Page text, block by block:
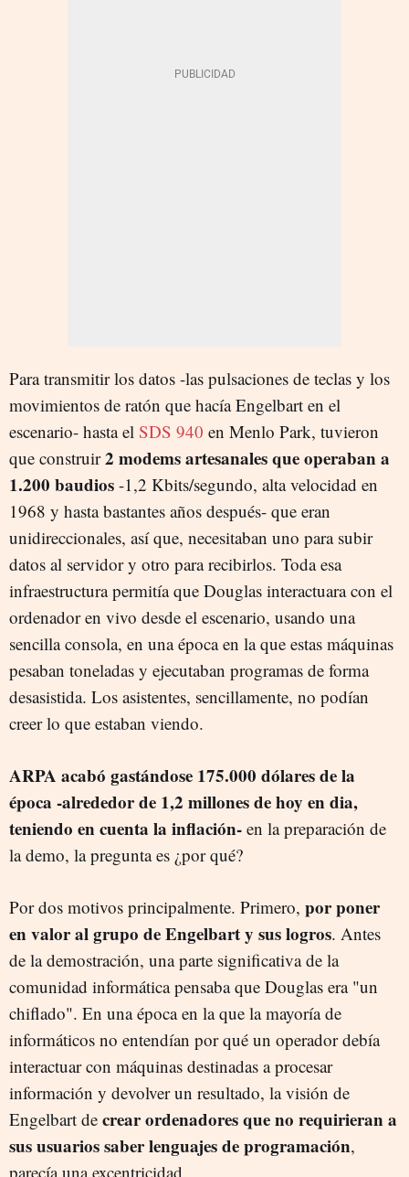
Para transmitir los datos -las pulsaciones de teclas y los
movimientos de ratón que hacía Engelbart en el
escenario- hasta el SDS 940 en Menlo Park, tuvieron
que construir2 modems artesanales que operaban a
1.200 baudios -1,2 Kbits/segundo, alta velocidad en
1968 y hasta bastantes años después- que eran
unidireccionales, así que, necesitaban uno para subir
datos al servidor y otro para recibirlos. Toda esa
infraestructura permitía que Douglas interactuara con el
ordenador en vivo desde el escenario, usando una
sencilla consola, en una época en la que estas máquinas
pesaban toneladas y ejecutaban programas de forma
desasistida. Los asistentes, sencillamente, no podían
creer lo que estaban viendo.
ARPA acabó gastándose 175.000 dólares de la
época -alrededor de 1,2 millones de hoy en dia,
teniendo en cuenta la inflación- en la preparación de
la demo, la pregunta es ¿por qué?
Por dos motivos principalmente. Primero, porponer
en valor al grupo de Engelbart y sus logros. Antes
de la demostración, una parte significativa de la
comunidad informática pensaba que Douglas era "un
chiflado". En una época en la que la mayoría de
informáticos no entendían por qué un operador debía
interactuar con máquinas destinadas a procesar
información y devolver un resultado, la visión de
Engelbart de crear ordenadores que no requirieran a
sus usuarios saber lenguajes de programación,
parecía una excentricidad.